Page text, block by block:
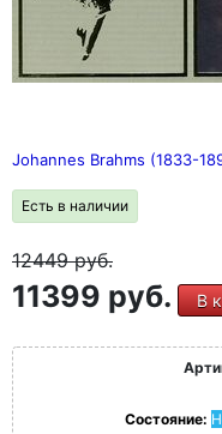
Johannes Brahms (1833-
Есть в наличии
12449руб.
11399 руб. В
Состояние: